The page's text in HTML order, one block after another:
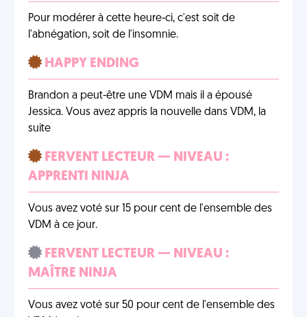
Pour modérer à cette heure-ci, c'est soit de
l'abnégation, soit de l'insomnie.
HAPPY ENDING
Brandon a peut-être une VDM mais il a épousé
Jessica. Vous avez appris la nouvelle dans VDM, la
suite
FERVENT LECTEUR — NIVEAU :
APPRENTI NINJA
Vous avez voté sur 15 pour cent de l'ensemble des
VDM à ce jour.
FERVENT LECTEUR — NIVEAU :
MAÎTRE NINJA
Vous avez voté sur 50 pour cent de l'ensemble des